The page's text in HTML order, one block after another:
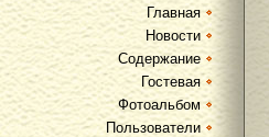
Главная
Новости
Содержание
Гостевая
Фотоальбом
Пользователи